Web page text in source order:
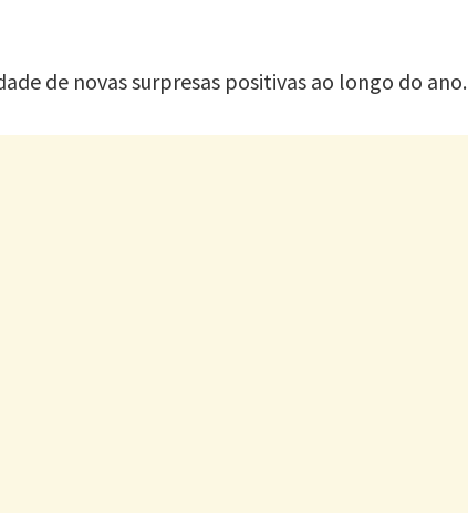
de novas surpresas positivas ao longo do ano.